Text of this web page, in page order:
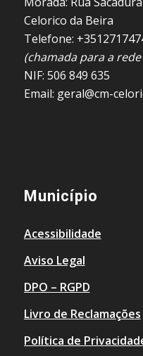
Celorico da Beira
Telefone:
(chamada para a
NIF: 506 849 635
Email: geral@cm-
Município
Acessibilidade
Aviso Legal
DPO – RGPD
Livro de Reclamações
Política de